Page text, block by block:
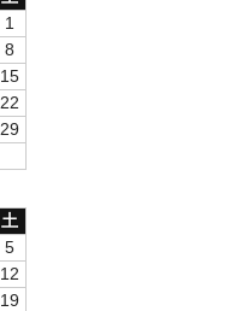
1
8
15
22
29
土
5
12
19